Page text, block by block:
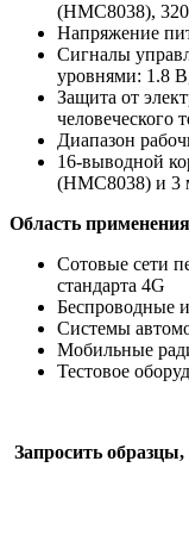
(HMC8038),
Напряжение
Сигналы
уровнями: 1.8
Защита от
человеческого
Диапазон
16-выводной
(HMC8038) и 3
Область
Сотовые сети
стандарта 4G
Беспроводные
Системы
Мобильные
Тестовое
Запросить